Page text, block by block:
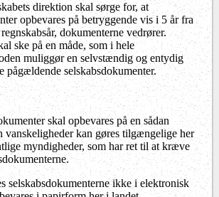
direktion skal sørge for, at
opbevares på betryggende vis i 5 år fra
dokumenterne vedrører.
ske på en måde, som i hele
muliggør en selvstændig og entydig
pågældende selskabsdokumenter.
skal opbevares på en sådan
vanskeligheder kan gøres tilgængelige her
myndigheder, som har ret til at kræve
selskabsdokumenterne ikke i elektronisk